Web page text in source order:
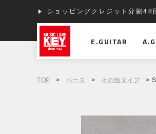
ショッピングクレジット分割48
E.GUITAR
TOP > ベース > その他タイプ >